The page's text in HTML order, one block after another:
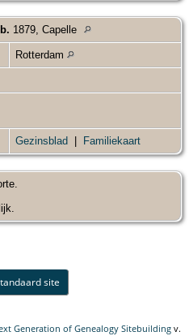
1879, Capelle
Rotterdam
Gezinsblad Familiekaart
site
Generation of Genealogy Sitebuilding v.